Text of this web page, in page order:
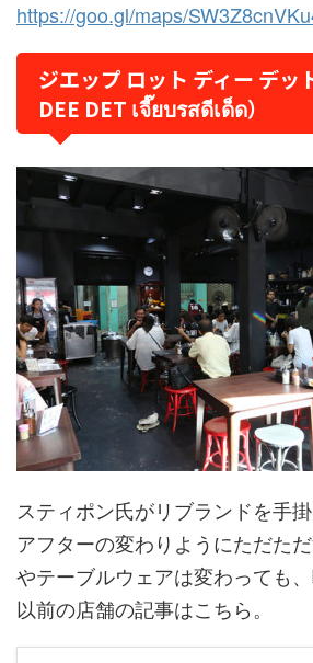
https://goo.gl/maps/
ジエップ ロット ディー デッ
DEE DET เจี๊ยบรสดีเด็ด）
スティポン氏がリブランドを手
アフターの変わりようにただた
やテーブルウェアは変わっても、
以前の店舗の記事はこちら。